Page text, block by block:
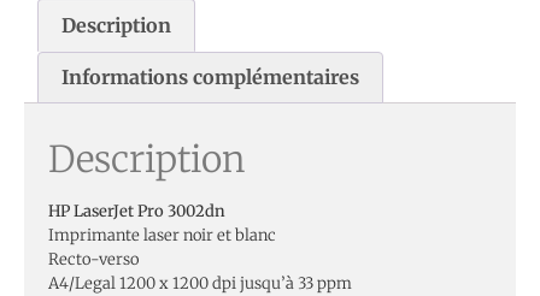
Description
Informations complémentaires
Description
HP LaserJet Pro 3002dn
Imprimante laser noir et blanc
Recto-verso
A4/Legal 1200 x 1200 dpi jusqu’à 33 ppm